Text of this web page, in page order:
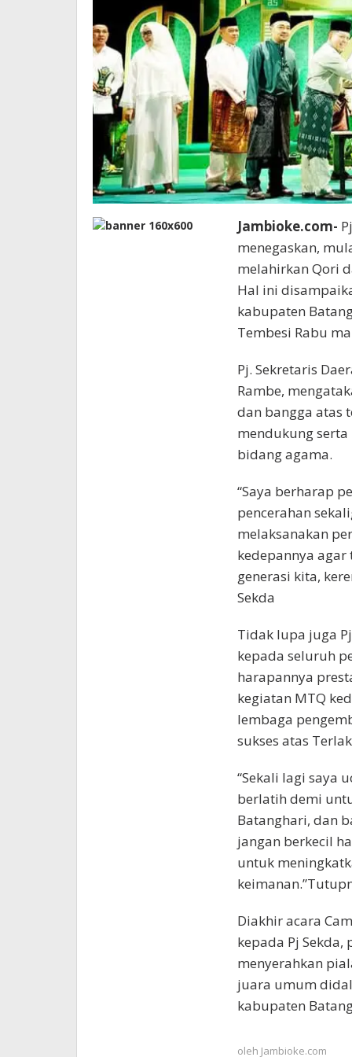
Jambioke.com-
menegaskan,
melahirkan Qori
Hal ini
kabupaten
Tembesi Rabu
Pj. Sekretaris
Rambe,
dan bangga atas
mendukung
bidang agama.
“Saya berharap
pencerahan
melaksanakan
kedepannya
generasi kita,
Sekda
Tidak lupa juga
kepada seluruh
harapannya
kegiatan MTQ
lembaga
sukses atas
“Sekali lagi saya
berlatih demi
Batanghari, dan
jangan berkecil
untuk
Diakhir acara
kepada Pj Sekda,
menyerahkan
juara umum
kabupaten
oleh Jambioke.com